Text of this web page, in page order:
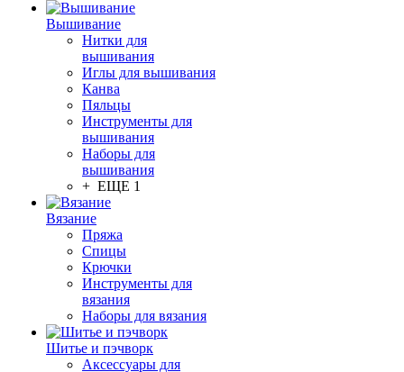
Вышивание
Нитки для
вышивания
Иглы для вышивания
Канва
Пяльцы
Инструменты для
вышивания
Наборы для
вышивания
+ ЕЩЕ 1
Вязание
Пряжа
Спицы
Крючки
Инструменты для
вязания
Наборы для вязания
Шитье и пэчворк
Аксессуары для